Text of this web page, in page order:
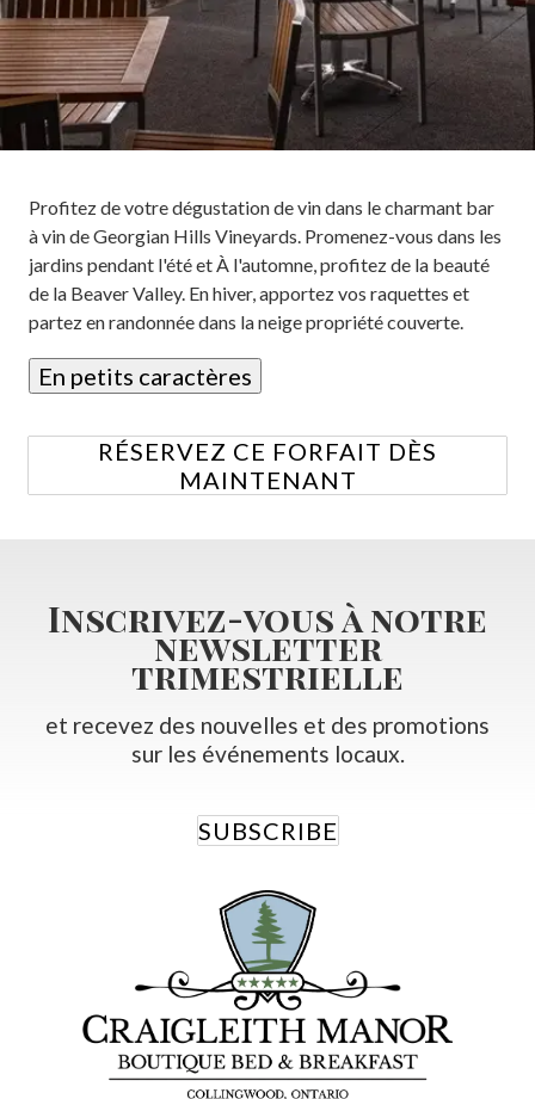
Profitez de votre dégustation de vin dans le charmant bar
à vin de Georgian Hills Vineyards. Promenez-vous dans les
jardins pendant l'été et À l'automne, profitez de la beauté
de la Beaver Valley. En hiver, apportez vos raquettes et
partez en randonnée dans la neige propriété couverte.
En petits caractères
RÉSERVEZ CE FORFAIT DÈS
MAINTENANT
Inscrivez-vous à notre
newsletter
trimestrielle
et recevez des nouvelles et des promotions
sur les événements locaux.
SUBSCRIBE